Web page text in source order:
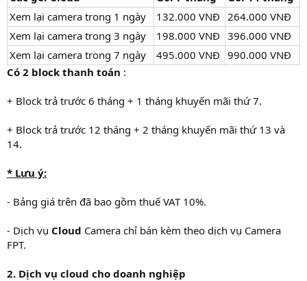
Xem lại camera trong 1 ngày
132.000 VNĐ
264.000 VNĐ
Xem lại camera trong 3 ngày
198.000 VNĐ 396.000 VNĐ
Xem lại camera trong 7 ngày
495.000 VNĐ 990.000 VNĐ
Có 2 block thanh toán :
+ Block trả trước 6 tháng + 1 tháng khuyến mãi thứ 7.
+ Block trả trước 12 tháng + 2 tháng khuyến mãi thứ 13 và
14.
* Lưu ý:
- Bảng giá trên đã bao gồm thuế VAT 10%.
- Dịch vụ Cloud Camera chỉ bán kèm theo dịch vụ Camera
FPT.
2. Dịch vụ cloud cho doanh nghiệp